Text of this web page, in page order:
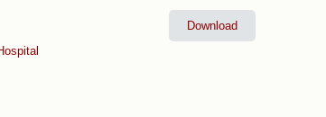
Download